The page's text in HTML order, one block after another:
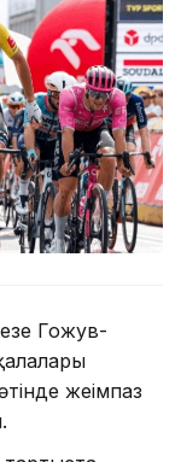
Гожув-
жеңімпаз